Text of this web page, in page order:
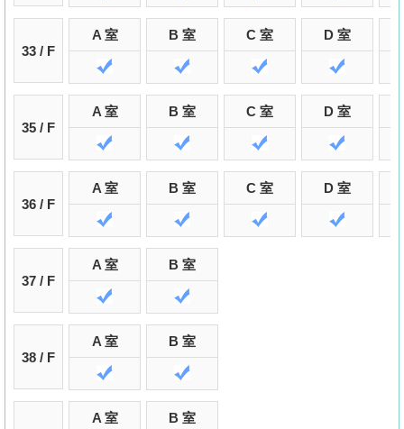
33 / F
A 室 B 室 C 室 D 室
35 / F
A 室 B 室 C 室 D 室
36 / F
A 室 B 室 C 室 D 室
37 / F
A 室 B 室
38 / F
A 室 B 室
A 室 B 室